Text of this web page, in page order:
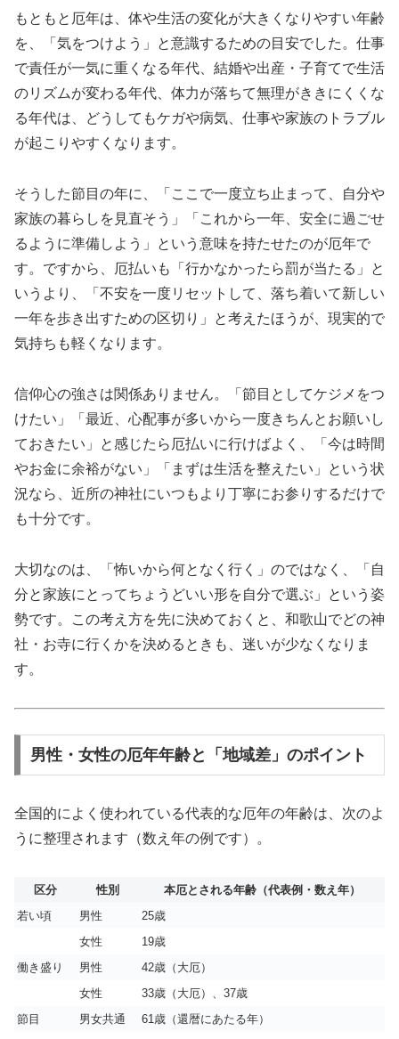
もともと厄年は、体や生活の変化が大きくなりやすい年齢
を、「気をつけよう」と意識するための目安でした。仕事
で責任が一気に重くなる年代、結婚や出産・子育てで生活
のリズムが変わる年代、体力が落ちて無理がききにくくな
る年代は、どうしてもケガや病気、仕事や家族のトラブル
が起こりやすくなります。
そうした節目の年に、「ここで一度立ち止まって、自分や
家族の暮らしを見直そう」「これから一年、安全に過ごせ
るように準備しよう」という意味を持たせたのが厄年で
す。ですから、厄払いも「行かなかったら罰が当たる」と
いうより、「不安を一度リセットして、落ち着いて新しい
一年を歩き出すための区切り」と考えたほうが、現実的で
気持ちも軽くなります。
信仰心の強さは関係ありません。「節目としてケジメをつ
けたい」「最近、心配事が多いから一度きちんとお願いし
ておきたい」と感じたら厄払いに行けばよく、「今は時間
やお金に余裕がない」「まずは生活を整えたい」という状
況なら、近所の神社にいつもより丁寧にお参りするだけで
も十分です。
大切なのは、「怖いから何となく行く」のではなく、「自
分と家族にとってちょうどいい形を自分で選ぶ」という姿
勢です。この考え方を先に決めておくと、和歌山でどの神
社・お寺に行くかを決めるときも、迷いが少なくなりま
す。
男性・女性の厄年年齢と「地域差」のポイント
全国的によく使われている代表的な厄年の年齢は、次のよ
うに整理されます（数え年の例です）。
区分 性別
本厄とされる年齢（代表例・数え年）
若い頃
男性
25歳
女性
19歳
働き盛り
男性
42歳（大厄）
女性
33歳（大厄）、37歳
節目
男女共通 61歳（還暦にあたる年）